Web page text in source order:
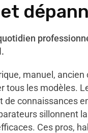
manuel, ancien
tous les modèles.
de connaissances
sillonnent
Ces pros,